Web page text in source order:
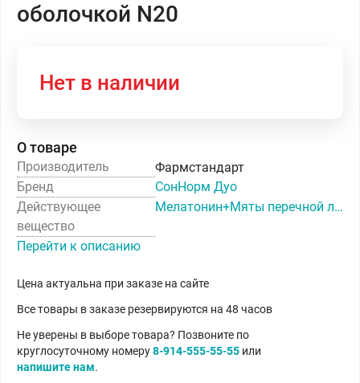
оболочкой N20
Нет в наличии
О товаре
Производитель
Фармстандарт
Бренд
СонНорм Дуо
Действующее
вещество
Мелатонин+Мяты перечной листьев масло+Пустырника травы экстракт
Перейти к описанию
Цена актуальна при заказе на сайте
Все товары в заказе резервируются на 48 часов
Не уверены в выборе товара? Позвоните по
круглосуточному номеру8-914-555-55-55 или
напишите нам.